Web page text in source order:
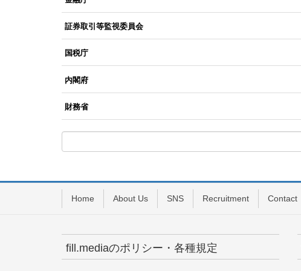
証券取引等監視委員会
国税庁
内閣府
財務省
Home About Us SNS Recruitment Contact
fill.mediaのポリシー・各種規定